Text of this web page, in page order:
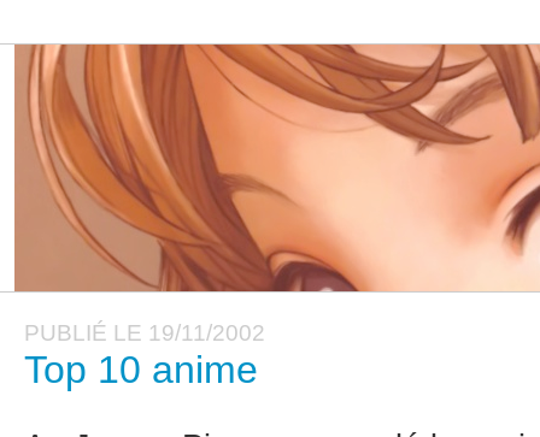
PUBLIÉ LE 19/11/2002
Top 10 anime